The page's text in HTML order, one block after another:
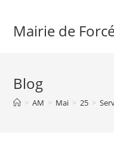
contentMairie de
Blog
> AM > Mai > 25 >